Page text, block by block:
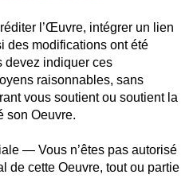
l’Œuvre, intégrer un lien
des modifications ont été
devez indiquer ces
raisonnables, sans
vous soutient ou soutient la
son Oeuvre.
— Vous n’êtes pas autorisé
de cette Oeuvre, tout ou partie